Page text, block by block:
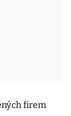
firem